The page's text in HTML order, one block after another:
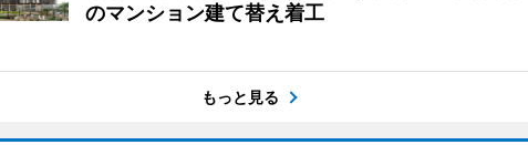
のマンション建て替え着工
もっと見る